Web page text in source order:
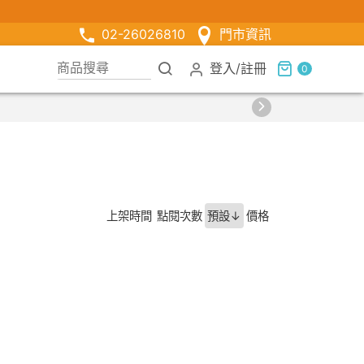
02-26026810
門市資訊
登入 /註冊 0
上架時間 點閱次數 預設↓ 價格